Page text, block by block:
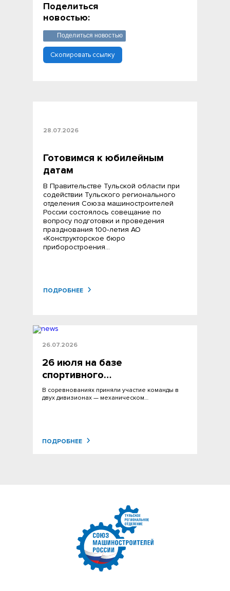
28.07.2026
Готовимся к юбилейным
датам
В Правительстве Тульской области при
содействии Тульского регионального
отделения Союза машиностроителей
России состоялось совещание по
вопросу подготовки и проведения
празднования 100‑летия АО
«Конструкторское бюро
приборостроения…
ПОДРОБНЕЕ
26.07.2026
26 июля на базе
спортивного…
В соревнованиях приняли участие команды в
двух дивизионах — механическом…
ПОДРОБНЕЕ
Поделиться
новостью:
Поделиться новостью
Скопировать ссылку